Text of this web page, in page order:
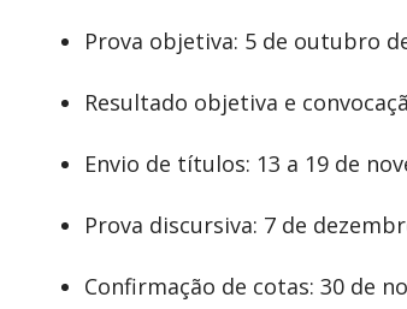
Prova objetiva: 5 de outubro
Resultado objetiva e
Envio de títulos: 13 a 19 de
Prova discursiva: 7 de
Confirmação de cotas: 30 de